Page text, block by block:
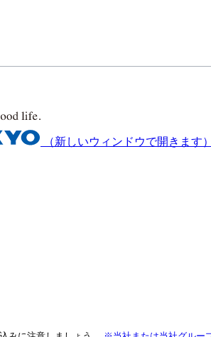
（新しいウィンドウで開きます